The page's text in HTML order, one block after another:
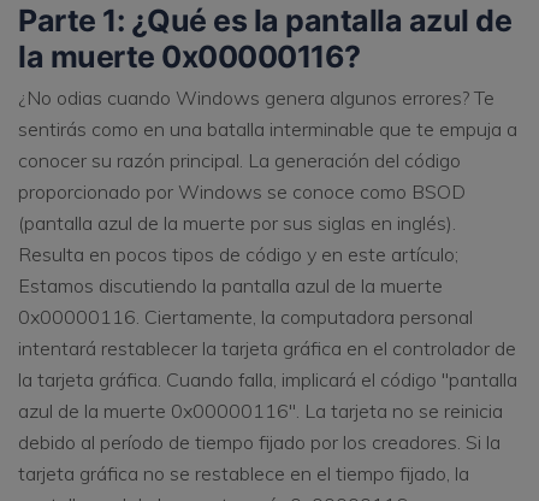
Parte 1: ¿Qué es la pantalla azul de
la muerte 0x00000116?
¿No odias cuando Windows genera algunos errores? Te
sentirás como en una batalla interminable que te empuja a
conocer su razón principal. La generación del código
proporcionado por Windows se conoce como BSOD
(pantalla azul de la muerte por sus siglas en inglés).
Resulta en pocos tipos de código y en este artículo;
Estamos discutiendo la pantalla azul de la muerte
0x00000116. Ciertamente, la computadora personal
intentará restablecer la tarjeta gráfica en el controlador de
la tarjeta gráfica. Cuando falla, implicará el código "pantalla
azul de la muerte 0x00000116". La tarjeta no se reinicia
debido al período de tiempo fijado por los creadores. Si la
tarjeta gráfica no se restablece en el tiempo fijado, la